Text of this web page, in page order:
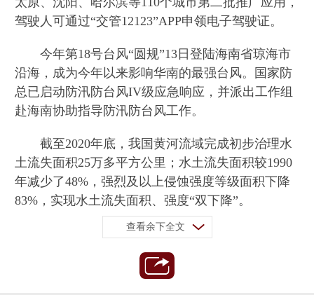
驾驶人可通过“交管12123”APP申领电子驾驶证。
今年第18号台风“圆规”13日登陆海南省琼海市
沿海，成为今年以来影响华南的最强台风。国家防
总已启动防汛防台风IV级应急响应，并派出工作组
赴海南协助指导防汛防台风工作。
截至2020年底，我国黄河流域完成初步治理水
土流失面积25万多平方公里；水土流失面积较1990
年减少了48%，强烈及以上侵蚀强度等级面积下降
83%，实现水土流失面积、强度“双下降”。
查看余下全文